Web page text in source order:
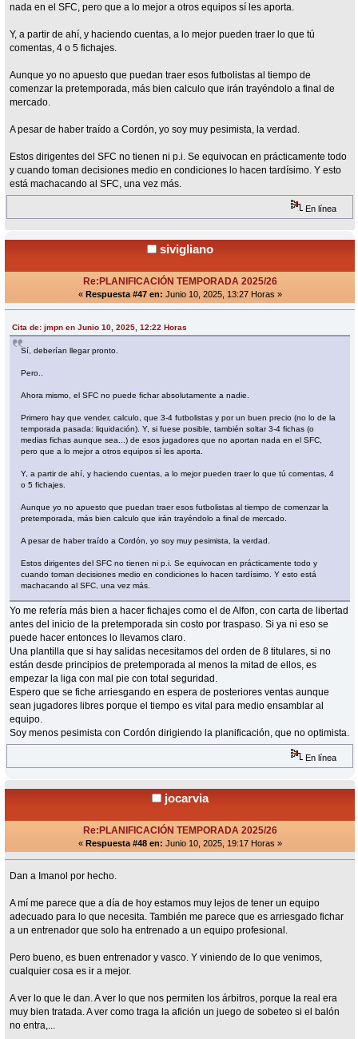
nada en el SFC, pero que a lo mejor a otros equipos sí les aporta.
Y, a partir de ahí, y haciendo cuentas, a lo mejor pueden traer lo que tú
comentas, 4 o 5 fichajes.
Aunque yo no apuesto que puedan traer esos futbolistas al tiempo de
comenzar la pretemporada, más bien calculo que irán trayéndolo a final de
mercado.
A pesar de haber traído a Cordón, yo soy muy pesimista, la verdad.
Estos dirigentes del SFC no tienen ni p.i. Se equivocan en prácticamente todo
y cuando toman decisiones medio en condiciones lo hacen tardísimo. Y esto
está machacando al SFC, una vez más.
En línea
sivigliano
Re:PLANIFICACIÓN TEMPORADA 2025/26
« Respuesta #47 en: Junio 10, 2025, 13:27 Horas »
Cita de: jmpn en Junio 10, 2025, 12:22 Horas
Sí, deberían llegar pronto.
Pero..
Ahora mismo, el SFC no puede fichar absolutamente a nadie.
Primero hay que vender, calculo, que 3-4 futbolistas y por un buen precio (no lo de la
temporada pasada: liquidación). Y, si fuese posible, también soltar 3-4 fichas (o
medias fichas aunque sea...) de esos jugadores que no aportan nada en el SFC,
pero que a lo mejor a otros equipos sí les aporta.
Y, a partir de ahí, y haciendo cuentas, a lo mejor pueden traer lo que tú comentas, 4
o 5 fichajes.
Aunque yo no apuesto que puedan traer esos futbolistas al tiempo de comenzar la
pretemporada, más bien calculo que irán trayéndolo a final de mercado.
A pesar de haber traído a Cordón, yo soy muy pesimista, la verdad.
Estos dirigentes del SFC no tienen ni p.i. Se equivocan en prácticamente todo y
cuando toman decisiones medio en condiciones lo hacen tardísimo. Y esto está
machacando al SFC, una vez más.
Yo me refería más bien a hacer fichajes como el de Alfon, con carta de libertad
antes del inicio de la pretemporada sin costo por traspaso. Si ya ni eso se
puede hacer entonces lo llevamos claro.
Una plantilla que si hay salidas necesitamos del orden de 8 titulares, si no
están desde principios de pretemporada al menos la mitad de ellos, es
empezar la liga con mal pie con total seguridad.
Espero que se fiche arriesgando en espera de posteriores ventas aunque
sean jugadores libres porque el tiempo es vital para medio ensamblar al
equipo.
Soy menos pesimista con Cordón dirigiendo la planificación, que no optimista.
En línea
jocarvia
Re:PLANIFICACIÓN TEMPORADA 2025/26
« Respuesta #48 en: Junio 10, 2025, 19:17 Horas »
Dan a Imanol por hecho.
A mí me parece que a día de hoy estamos muy lejos de tener un equipo
adecuado para lo que necesita. También me parece que es arriesgado fichar
a un entrenador que solo ha entrenado a un equipo profesional.
Pero bueno, es buen entrenador y vasco. Y viniendo de lo que venimos,
cualquier cosa es ir a mejor.
A ver lo que le dan. A ver lo que nos permiten los árbitros, porque la real era
muy bien tratada. A ver como traga la afición un juego de sobeteo si el balón
no entra,...